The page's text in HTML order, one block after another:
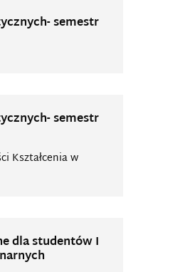
semestr
semestr
Kształcenia w
dla studentów I